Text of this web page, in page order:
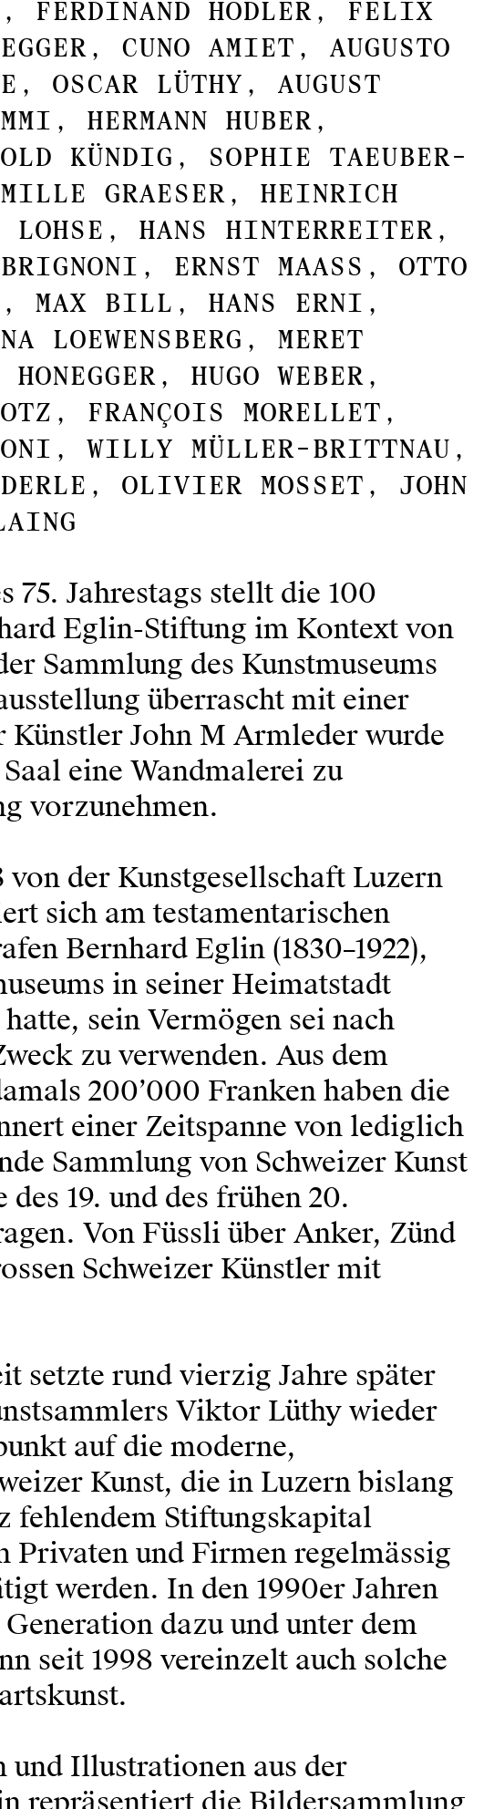
FERDINAND HODLER, FÉLIX
CUNO AMIET, AUGUSTO
OSCAR LÜTHY, AUGUST
HERMANN HUBER,
KÜNDIG, SOPHIE TAEUBER-
GRAESER, HEINRICH
HANS HINTERREITER,
ERNST MAASS, OTTO
MAX BILL, HANS ERNI,
LOEWENSBERG, MERET
HUGO WEBER,
FRANÇOIS MORELLET,
WILLY MÜLLER-BRITTNAU,
OLIVIER MOSSET, JOHN
75. Jahrestags stellt die 100
Eglin-Stiftung im Kontext von
Sammlung des Kunstmuseums
überrascht mit einer
John M Armleder wurde
eine Wandmalerei zu
vorzunehmen.
der Kunstgesellschaft Luzern
sich am testamentarischen
Bernhard Eglin (1830–1922),
in seiner Heimatstadt
sein Vermögen sei nach
zu verwenden. Aus dem
200’000 Franken haben die
einer Zeitspanne von lediglich
Sammlung von Schweizer Kunst
19. und des frühen 20.
Von Füssli über Anker, Zünd
Schweizer Künstler mit
setzte rund vierzig Jahre später
Viktor Lüthy wieder
auf die moderne,
Kunst, die in Luzern bislang
fehlendem Stiftungskapital
und Firmen regelmässig
werden. In den 1990er Jahren
dazu und unter dem
seit 1998 vereinzelt auch solche
Illustrationen aus der